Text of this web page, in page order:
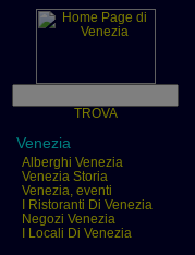
TROVA
Venezia
Alberghi Venezia
Venezia Storia
Venezia, eventi
I Ristoranti Di Venezia
Negozi Venezia
I Locali Di Venezia